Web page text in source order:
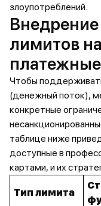
злоупотреблений.
Внедрение
лимитов
Чтобы
(денежный поток),
конкретные
таблице ниже
доступные в
картами, и их
Тип лимита